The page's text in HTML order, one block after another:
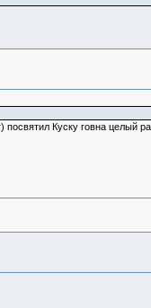
Куску говна целый